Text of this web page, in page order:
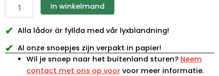
In winkelmand
✔ Alla lådor är fyllda med vår lyxblandning!
✔ Al onze snoepjes zijn verpakt in papier!
Wil je snoep naar het buitenland sturen? Neem
contact met ons op voor voor meer informatie.